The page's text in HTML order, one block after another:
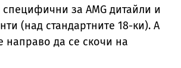
за AMG дитайли и
(над стандартните 18-ки). А
направо да се скочи на